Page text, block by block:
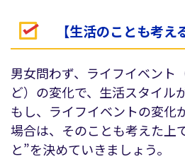
【生活のことも考え
男女問わず、ライフイベント
ど）の変化で、生活スタイル
もし、ライフイベントの変化
場合は、そのことも考えた上
と”を決めていきましょう。